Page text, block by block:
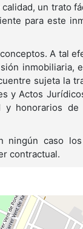
un trato
para este
A tal
inmobiliaria,
sujeta la
y Actos
honorarios de
ningún caso
contractual.